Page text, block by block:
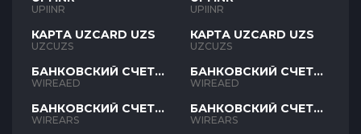
UPIINR
КАРТА UZCARD UZS
UZCUZS
БАНКОВСКИЙ СЧЕТ
AED
WIREAED
БАНКОВСКИЙ СЧЕТ
ARS
WIREARS
UPIINR
КАРТА UZCARD UZS
UZCUZS
БАНКОВСКИЙ СЧЕТ
AED
WIREAED
БАНКОВСКИЙ СЧЕТ
ARS
WIREARS